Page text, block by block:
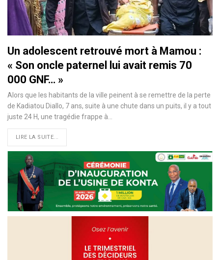
Un adolescent retrouvé mort à Mamou :
« Son oncle paternel lui avait remis 70
000 GNF… »
Alors que les habitants de la ville peinent à se remettre de la perte
de Kadiatou Diallo, 7 ans, suite à une chute dans un puits, il y a tout
juste 24 H, une tragédie frappe à…
LIRE LA SUITE...